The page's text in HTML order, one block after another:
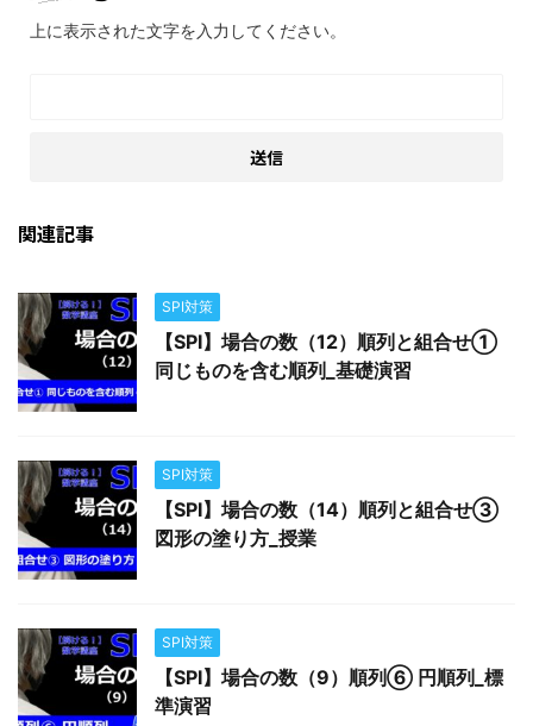
上に表示された文字を入力してください。
関連記事
SPI対策
【SPI】場合の数（12）順列と組合せ①
同じものを含む順列_基礎演習
SPI対策
【SPI】場合の数（14）順列と組合せ③
図形の塗り方_授業
SPI対策
【SPI】場合の数（9）順列⑥ 円順列_標
準演習